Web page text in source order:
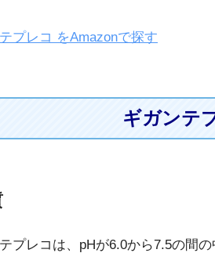
プレコ をAmazonで探す
ギガンテ
プレコは、pHが6.0から7.5の間